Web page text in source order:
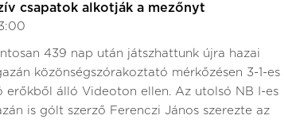
csapatok alkotják a mezőnyt
439 nap után játszhattunk újra hazai
közönségszórakoztató mérkőzésen 3-1-es
erőkből álló Videoton ellen. Az utolsó NB I-es
is gólt szerző Ferenczi János szerezte az